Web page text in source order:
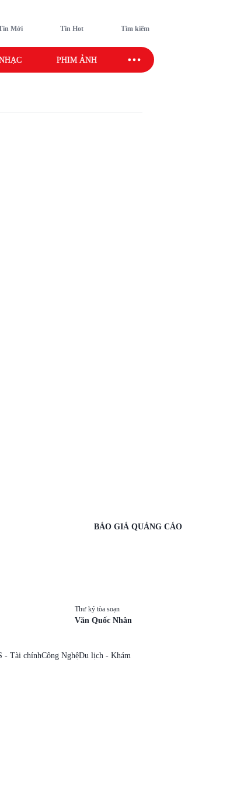
Mới Tin Hot Tìm kiếm
PHIM ẢNH SAO SPORT
BÁO GIÁ QUẢNG CÁO
Thư ký tòa soạn
Văn Quốc Nhân
- Tài chínhCông NghệDu lịch - Khám